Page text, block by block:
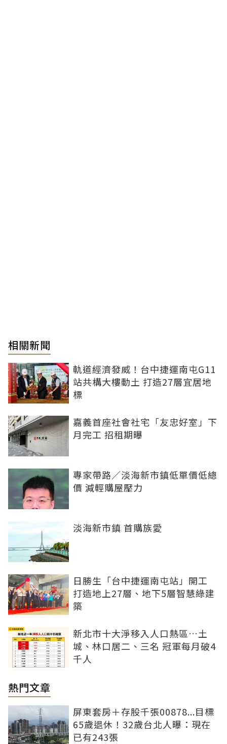
相關新聞
軌道經濟發威！台中捷運南屯G11
站共構大樓動土 打造27層宜居地
標
嘉義首座社會社宅「友忠好室」下
月完工 招租期曝
專家帶路／淡海新市鎮低單價低總
價 減輕購屋壓力
淡海新市鎮 首購族愛
日勝生「台中捷運南屯站」開工
打造地上27層、地下5層智慧綠建
築
新北市十大淨移入人口熱區…土
城、林口居二、三名 冠軍每月破4
千人
熱門文章
屏東套房＋存股千張00878...目標
65歲退休！32歲台北人曝：現在
已有243張